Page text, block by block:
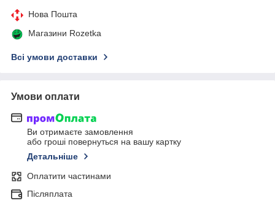
Нова Пошта
Магазини Rozetka
Всі умови доставки
Умови оплати
Ви отримаєте замовлення
або гроші повернуться на вашу картку
Детальніше
Оплатити частинами
Післяплата